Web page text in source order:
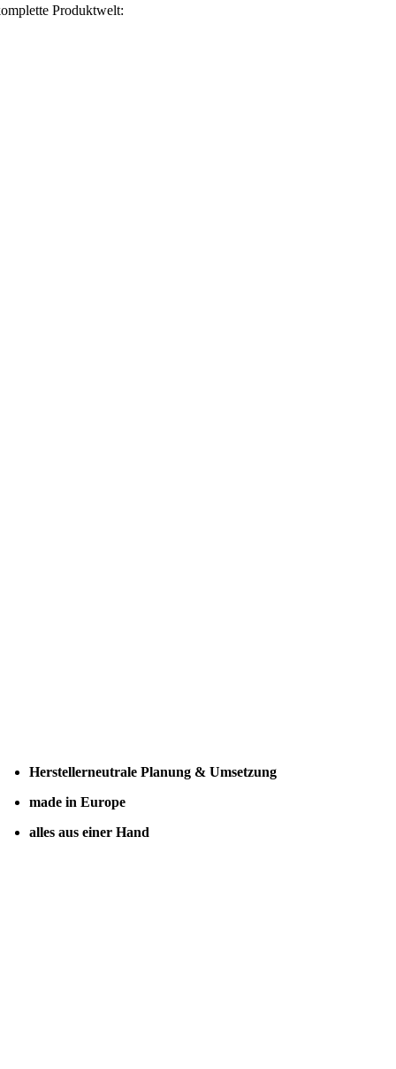
Produktwelt:
Herstellerneutrale Planung & Umsetzung
made in Europe
alles aus einer Hand